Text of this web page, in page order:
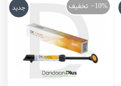
جدید ‎−10% تخفیف